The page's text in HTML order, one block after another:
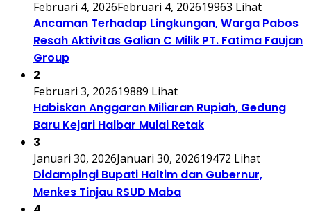
Februari 4, 2026Februari 4, 202619963 Lihat
Ancaman Terhadap Lingkungan, Warga Pabos
Resah Aktivitas Galian C Milik PT. Fatima Faujan
Group
2
Februari 3, 202619889 Lihat
Habiskan Anggaran Miliaran Rupiah, Gedung
Baru Kejari Halbar Mulai Retak
3
Januari 30, 2026Januari 30, 202619472 Lihat
Didampingi Bupati Haltim dan Gubernur,
Menkes Tinjau RSUD Maba